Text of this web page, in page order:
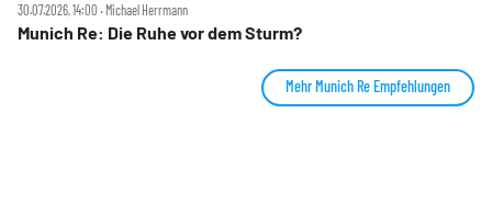
30.07.2026, 14:00 ‧ Michael Herrmann
Munich Re: Die Ruhe vor dem Sturm?
Mehr Munich Re Empfehlungen